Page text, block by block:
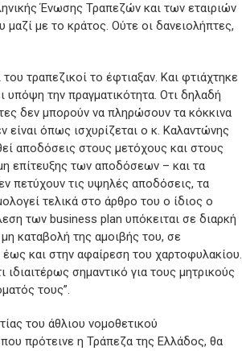
Ένωσης Τραπεζών και των εταιριών
με το κράτος. Ούτε οι δανειολήπτες,
τραπεζικοί το έφτιαξαν. Και φτιάχτηκε
υπόψη την πραγματικότητα. Οτι δηλαδή
δεν μπορούν να πληρώσουν τα κόκκινα
είναι όπως ισχυρίζεται ο κ. Καλαντώνης
αποδόσεις στους μετόχους και στους
επίτευξης των αποδόσεων – και τα
πετύχουν τις υψηλές αποδόσεις, τα
τελικά στο άρθρο του ο ίδιος ο
των business plan υπόκειται σε διαρκή
καταβολή της αμοιβής του, σε
και στην αφαίρεση του χαρτοφυλακίου.
σημαντικό για τους μητρικούς
τους”.
του άθλιου νομοθετικού
πρότεινε η Τράπεζα της Ελλάδος, θα